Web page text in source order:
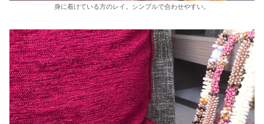
身に着けている方のレイ。シンプルで合わせやすい。